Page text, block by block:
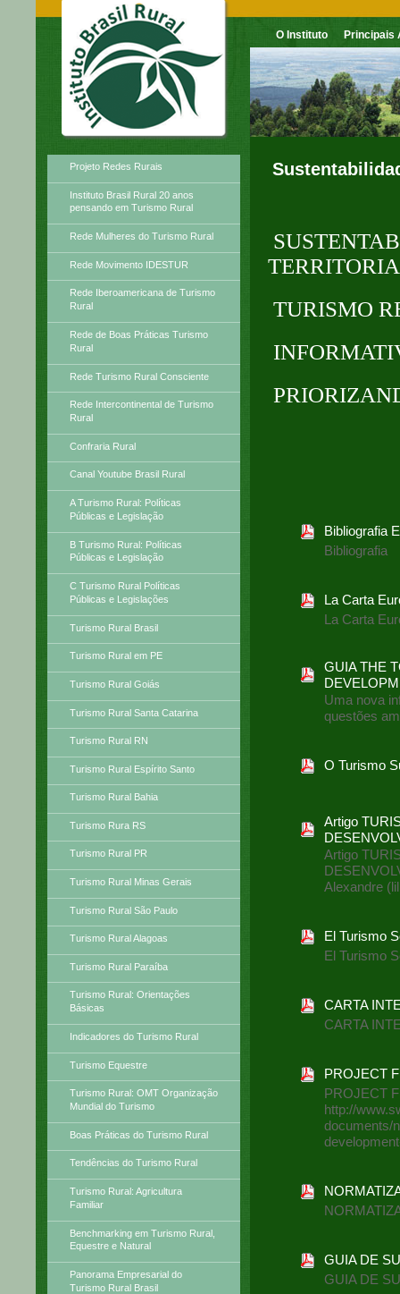
O Instituto Principais
Principais Atividades
Projeto Redes Rurais
Instituto Brasil Rural 20 anos
pensando em Turismo Rural
Rede Mulheres do Turismo Rural
Rede Movimento IDESTUR
Rede Iberoamericana de Turismo
Rural
Rede de Boas Práticas Turismo
Rural
Rede Turismo Rural Consciente
Rede Intercontinental de Turismo
Rural
Confraria Rural
Canal Youtube Brasil Rural
A Turismo Rural: Políticas
Públicas e Legislação
B Turismo Rural: Políticas
Públicas e Legislação
C Turismo Rural Políticas
Públicas e Legislações
Turismo Rural Brasil
Turismo Rural em PE
Turismo Rural Goiás
Turismo Rural Santa Catarina
Turismo Rural RN
Turismo Rural Espírito Santo
Turismo Rural Bahia
Turismo Rura RS
Turismo Rural PR
Turismo Rural Minas Gerais
Turismo Rural São Paulo
Turismo Rural Alagoas
Turismo Rural Paraíba
Turismo Rural: Orientações
Básicas
Indicadores do Turismo Rural
Turismo Equestre
Turismo Rural: OMT Organização
Mundial do Turismo
Boas Práticas do Turismo Rural
Tendências do Turismo Rural
Turismo Rural: Agricultura
Familiar
Benchmarking em Turismo Rural,
Equestre e Natural
Panorama Empresarial do
Turismo Rural Brasil
TURISMO
Bibliografia
Bibliografia
La Carta
La Carta
GUIA THE
Uma nova
questões
O Turismo
Artigo
Artigo
Alexandre
El Turismo
El Turismo
CARTA
CARTA
PROJECT
PROJECT
http://
documents/
GUIA DE
GUIA DE